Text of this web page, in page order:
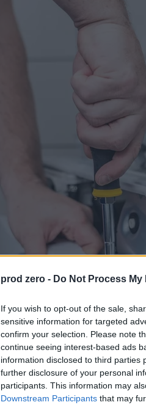
prod zero - Do Not Process
If you wish to opt-out of the sale,
sensitive information for targeted
confirm your selection. Please note
continue seeing interest-based ads
information disclosed to third parties
further disclosure of your personal
participants. This information may
Downstream Participants that may